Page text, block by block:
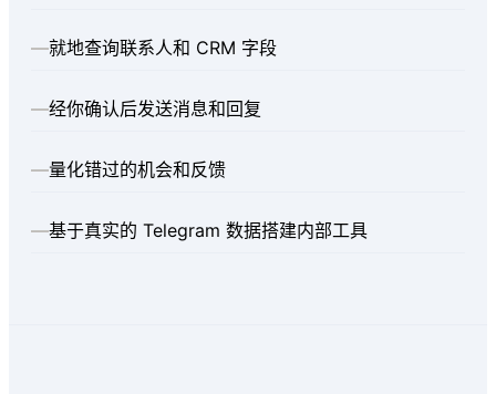
—就地查询联系人和 CRM 字段
—经你确认后发送消息和回复
—量化错过的机会和反馈
—基于真实的 Telegram 数据搭建内部工具